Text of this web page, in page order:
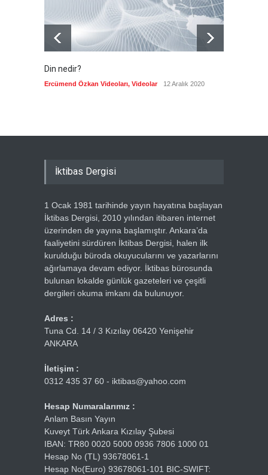
Din nedir?
Ercümend Özkan Videoları, Videolar 12 Aralık 2020
İktibas Dergisi
1 Ocak 1981 tarihinde yayın hayatına başlayan
İktibas Dergisi, 2010 yılından itibaren internet
üzerinden de yayına başlamıştır. Ankara’da
faaliyetini sürdüren İktibas Dergisi, halen ilk
kurulduğu büroda okuyucularını ve yazarlarını
ağırlamaya devam ediyor. İktibas bürosunda
bulunan lokalde günlük gazeteleri ve çeşitli
dergileri okuma imkanı da bulunuyor.
Adres :
Tuna Cd. 14 / 3 Kızılay 06420 Yenişehir
ANKARA
İletişim :
0312 435 37 60 - iktibas@yahoo.com
Hesap Numaralarımız :
Anlam Basın Yayın
Kuveyt Türk Ankara Kızılay Şubesi
IBAN: TR80 0020 5000 0936 7806 1000 01
Hesap No (TL) 93678061-1
Hesap No(Euro) 93678061-101 BIC-SWIFT: